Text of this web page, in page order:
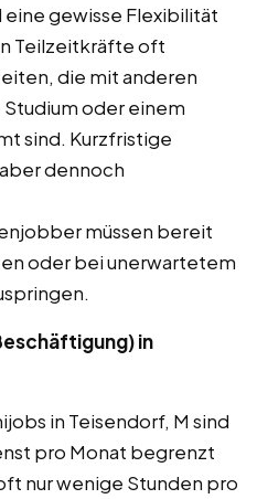
eine gewisse Flexibilität
Teilzeitkräfte oft
die mit anderen
oder einem
sind. Kurzfristige
dennoch
müssen bereit
oder bei unerwartetem
in
in Teisendorf, M sind
pro Monat begrenzt
nur wenige Stunden pro